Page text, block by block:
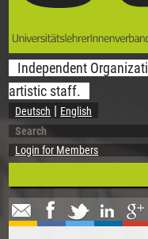
Independent
artistic staff.
Deutsch English
Search form
Search
Login for Members